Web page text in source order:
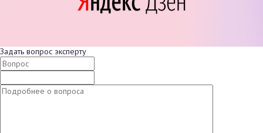
Задать вопрос эксперту